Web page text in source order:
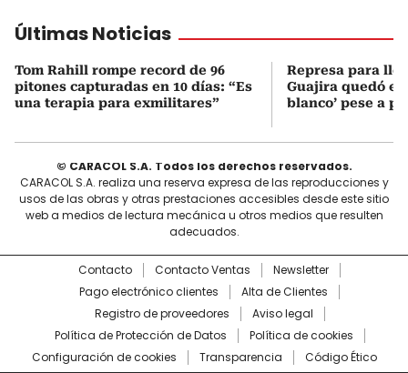
Últimas Noticias
Tom Rahill rompe record de 96
pitones capturadas en 10 días: “Es
una terapia para exmilitares”
Represa para
Guajira quedó en
blanco’ pese a
© CARACOL S.A. Todos los derechos reservados.
CARACOL S.A. realiza una reserva expresa de las reproducciones y
usos de las obras y otras prestaciones accesibles desde este sitio
web a medios de lectura mecánica u otros medios que resulten
adecuados.
Contacto Contacto Ventas
Newsletter
Pago electrónico clientes
Alta de Clientes
Registro de proveedores
Aviso legal
Política de Protección de Datos
Política de cookies
Configuración de cookies
Transparencia Código Ético